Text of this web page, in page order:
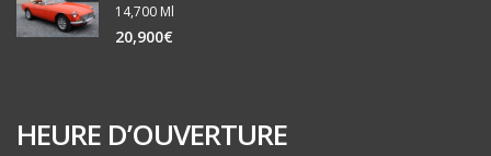
14,700 Ml
20,900€
HEURE D’OUVERTURE